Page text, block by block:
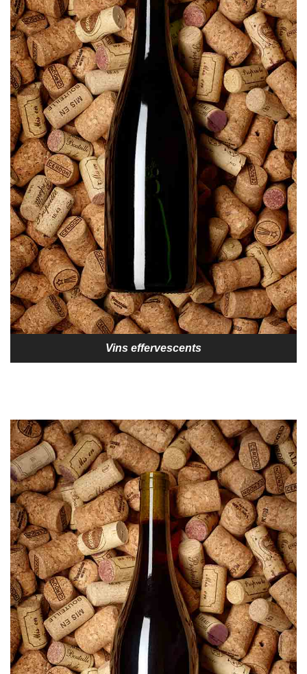
Vins effervescents